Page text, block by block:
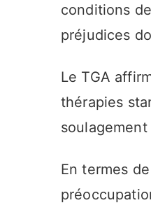
conditions
préjudices
Le TGA
thérapies
En termes